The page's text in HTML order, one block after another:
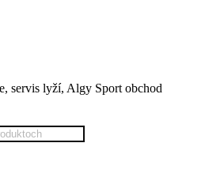
servis lyží, Algy Sport obchod